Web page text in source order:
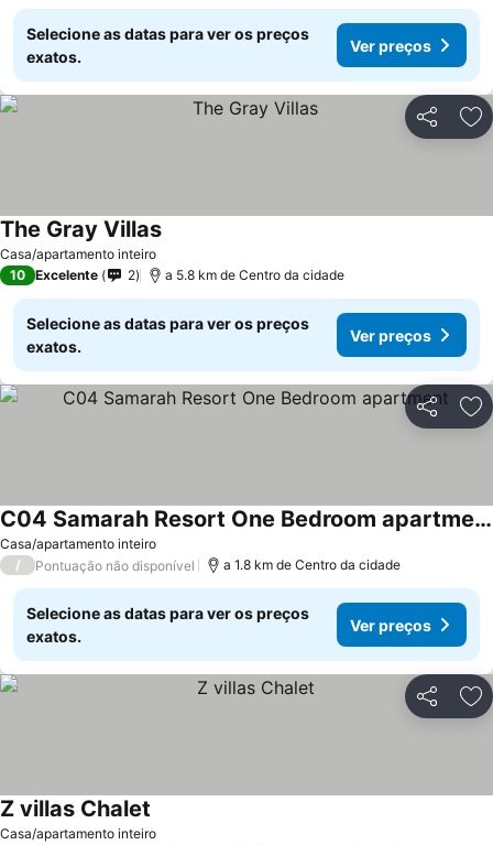
Selecione as datas para ver os preços
exatos.
Ver preços
Partilhar
Casa/apartamento inteiro
The Gray Villas
10 Excelente 2 a 5.8 km de Centro da cidade
Selecione as datas para ver os preços
exatos.
Ver preços
Partilhar
Casa/apartamento inteiro
C04 Samarah Resort One Bedroom apartment
/ Pontuação não disponível a 1.8 km de Centro da cidade
Selecione as datas para ver os preços
exatos.
Ver preços
Partilhar
Casa/apartamento inteiro
Z villas Chalet